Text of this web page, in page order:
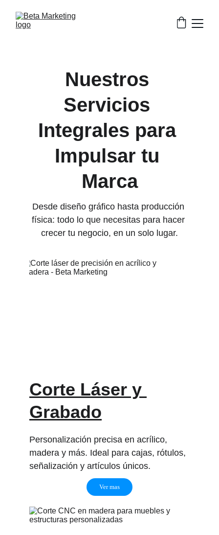
Nuestros
Servicios
Integrales para
Impulsar tu
Marca
Desde diseño gráfico hasta producción
física: todo lo que necesitas para hacer
crecer tu negocio, en un solo lugar.
Corte Láser y
Grabado
Personalización precisa en acrílico,
madera y más. Ideal para cajas, rótulos,
señalización y artículos únicos.
Ver mas